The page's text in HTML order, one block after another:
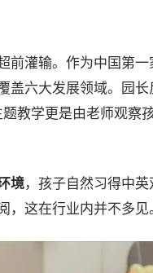
前灌输。作为中国第
六大发展领域。园
题教学更是由老师观察
境，孩子自然习得中
这在行业内并不多见